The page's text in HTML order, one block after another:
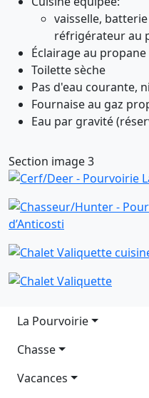
vaisselle,
réfrigérateur au
Éclairage au propane
Toilette sèche
Pas d'eau courante,
Fournaise au gaz
Eau par gravité
Section image 3
Main navigation
La Pourvoirie
Chasse
Vacances